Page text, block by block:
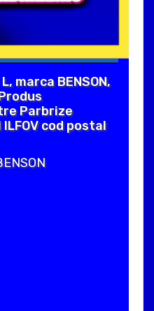
marca BENSON,
Parbrize
ILFOV cod postal